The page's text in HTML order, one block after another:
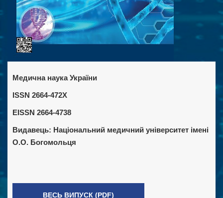
Медична наука України
ISSN 2664-472X
EISSN 2664-4738
Видавець: Національний медичний університет імені
О.О. Богомольця
ВЕСЬ ВИПУСК (PDF)